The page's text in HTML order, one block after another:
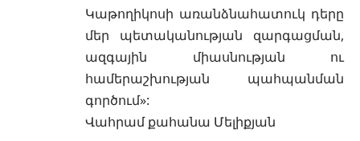
Կաթողիկոսի առանձնահատուկ դերը
մեր պետականության զարգացման,
ազգային միասնության ու
համերաշխության պահպանման
գործում»:
Վահրամ քահանա Մելիքյան